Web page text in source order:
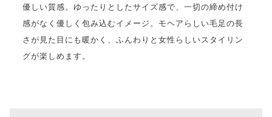
優しい質感。ゆったりとしたサイズ感で、一切の締め付け
感がなく優しく包み込むイメージ。モヘアらしい毛足の長
さが見た目にも暖かく、ふんわりと女性らしいスタイリン
グが楽しめます。